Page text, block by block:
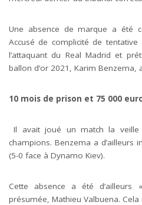
Une absence de marque a été
Accusé de complicité de
l’attaquant du Real Madrid et
ballon d’or 2021, Karim Benzema,
10 mois de prison et 75 000
Il avait joué un match la
champions. Benzema a d’ailleurs
(5-0 face à Dynamo Kiev).
Cette absence a été
présumée, Mathieu Valbuena.